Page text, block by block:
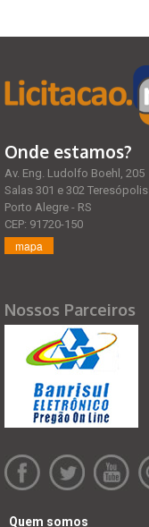
Onde estamos?
Av. Eng. Ludolfo Boehl, 205
Salas 301 e 302 Teresópolis
Porto Alegre - RS
CEP: 91720-150
mapa
Nossos Parceiros
Quem somos